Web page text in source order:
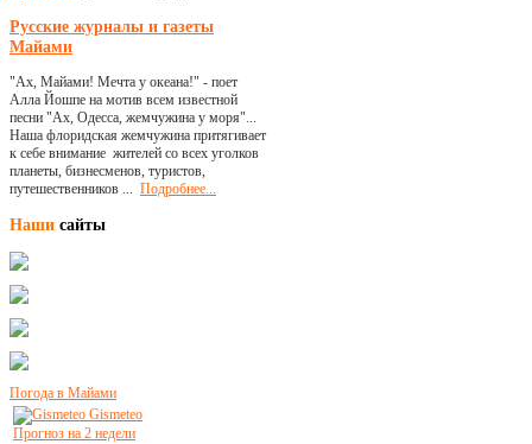
Русские журналы и газеты
Майами
"Ах, Майами! Мечта у океана!" - поет
Алла Йошпе на мотив всем известной
песни "Ах, Одесса, жемчужина у моря"...
Наша флоридская жемчужина притягивает
к себе внимание жителей со всех уголков
планеты, бизнесменов, туристов,
путешественников ... Подробнее...
Наши сайты
Погода в Майами
Gismeteo
Прогноз на 2 недели